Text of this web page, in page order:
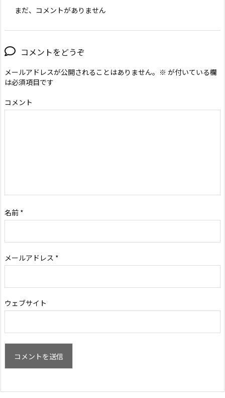
まだ、コメントがありません
コメントをどうぞ
メールアドレスが公開されることはありません。 ※ が付いている欄
は必須項目です
コメント
名前 *
メールアドレス *
ウェブサイト